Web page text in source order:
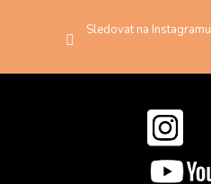
Sledovat na Instagramu